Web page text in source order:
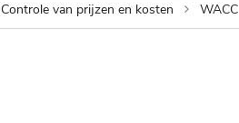
Controle van prijzen en kosten WACC